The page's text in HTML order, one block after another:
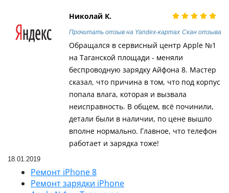
Николай К.
Прочитать отзыв на Yandex-картах Скан отзыва
Обращался в сервисный центр Apple №1
на Таганской площади - меняли
беспроводную зарядку Айфона 8. Мастер
сказал, что причина в том, что под корпус
попала влага, которая и вызвала
неисправность. В общем, всё починили,
детали были в наличии, по цене вышло
вполне нормально. Главное, что телефон
работает и зарядка тоже!
18.01.2019
Ремонт iPhone 8
Ремонт зарядки iPhone